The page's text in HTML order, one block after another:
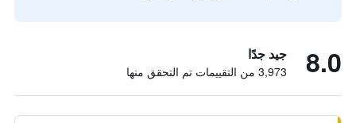
8.0 جيد جدًا
3,973 من التقييمات تم التحقق منها